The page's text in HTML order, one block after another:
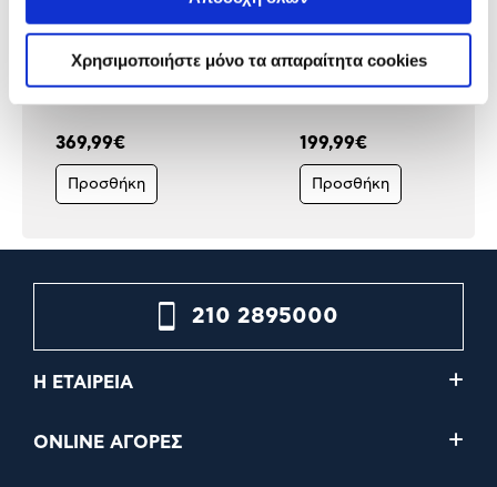
Χρησιμοποιήστε μόνο τα απαραίτητα cookies
Seagate Εξωτερικός Σκληρός
Δίσκος 3.5" 12TB Expansion
Μαύρο
369,99€
Προσθήκη
WD Ext. HDD 2.5" My
Passport 5TB Μαύρο
199,99€
Προσθήκη
210 2895000
Η ΕΤΑΙΡΕΙΑ
ONLINE ΑΓΟΡΕΣ